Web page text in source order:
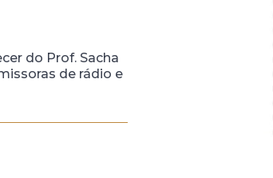
do Prof. Sacha
de rádio e